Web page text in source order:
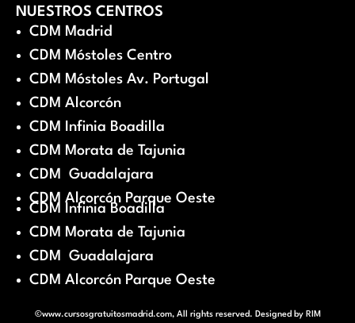
NUESTROS CENTROS
CDM Madrid
CDM Móstoles Centro
CDM Móstoles Av. Portugal
CDM Alcorcón
CDM Infinia Boadilla
CDM Morata de Tajunia
CDM Guadalajara
CDM Alcorcón Parque Oeste
CDM Infinia Boadilla
CDM Morata de Tajunia
CDM Guadalajara
CDM Alcorcón Parque Oeste
©www.cursosgratuitosmadrid.com, All rights reserved. Designed by RIM